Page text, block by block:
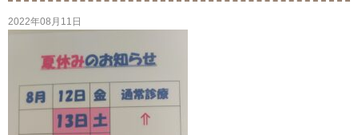
komatsu.com/public_html/wp-
2022年08月11日